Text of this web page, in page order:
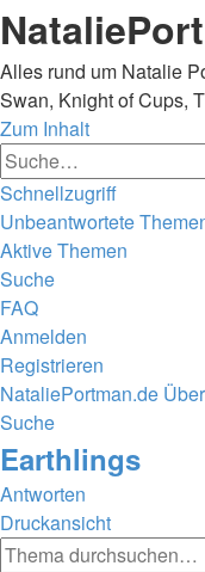
Alles rund um Natalie
Swan, Knight of Cups,
Zum Inhalt
Schnellzugriff
Unbeantwortete
Aktive Themen
Suche
FAQ
Anmelden
Registrieren
NataliePortman.de
Suche
Earthlings
Antworten
Druckansicht